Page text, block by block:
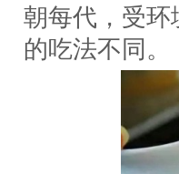
朝每代，受
的吃法不同。